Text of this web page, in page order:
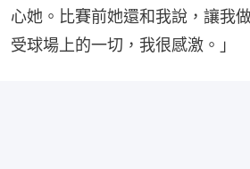
心她。比賽前她還和我說，讓我
受球場上的一切，我很感激。」